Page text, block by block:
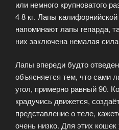
или немного крупноватого
4 8 кг. Лапы
напоминают лапы гепарда,
них заключена немалая
Лапы впереди будто
объясняется тем, что сами
угол, примерно равный 90.
крадучись движется,
представление о теле,
очень низко. Для этих кошек